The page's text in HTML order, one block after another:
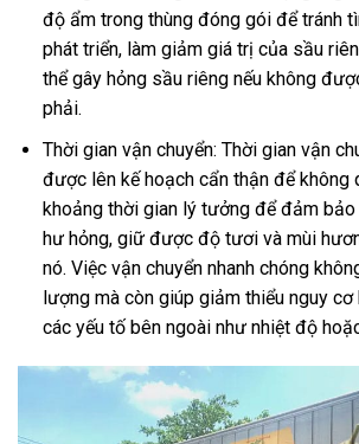
độ ẩm trong thùng đóng gói để tránh
phát triển, làm giảm giá trị của sầu
thể gây hỏng sầu riêng nếu không
phải.
Thời gian vận chuyển: Thời gian vận
được lên kế hoạch cẩn thận để không
khoảng thời gian lý tưởng để đảm
hư hỏng, giữ được độ tươi và mùi
nó. Việc vận chuyển nhanh chóng
lượng mà còn giúp giảm thiểu nguy
các yếu tố bên ngoài như nhiệt độ